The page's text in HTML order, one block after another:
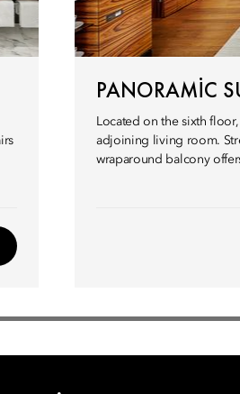
PANORAMIC
Located on the sixth
adjoining living room.
wraparound balcony